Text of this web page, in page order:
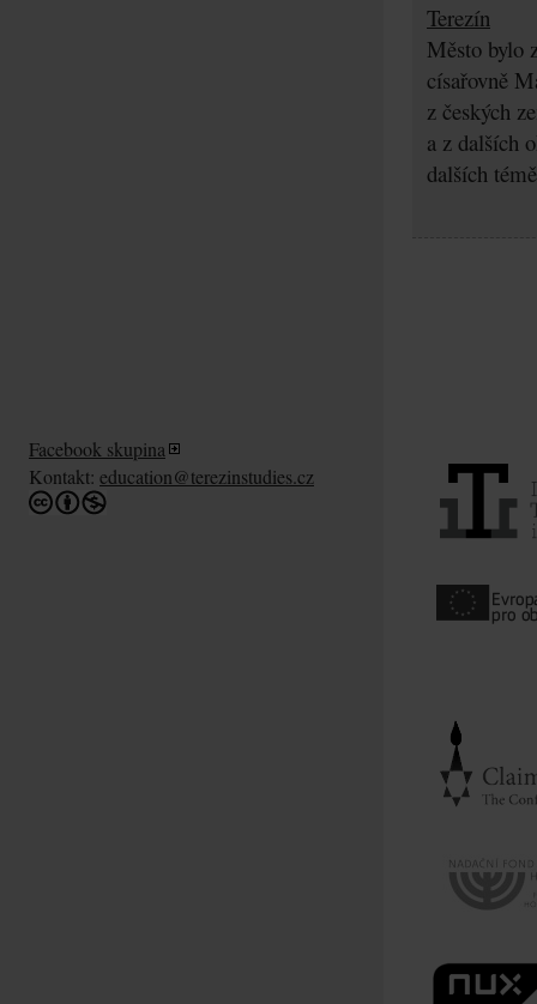
Terezín
Město bylo
císařovně
z českých
a z dalších
dalších
Facebook skupina
Kontakt: education@terezinstudies.cz